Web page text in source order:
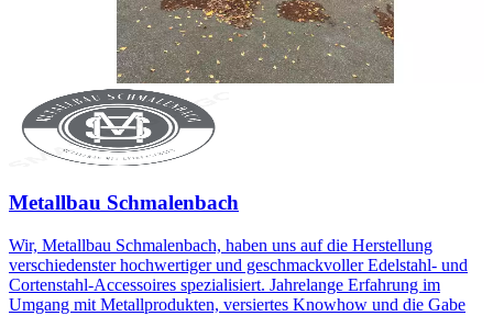
Metallbau Schmalenbach
Wir, Metallbau Schmalenbach, haben uns auf die Herstellung
verschiedenster hochwertiger und geschmackvoller Edelstahl- und
Cortenstahl-Accessoires spezialisiert. Jahrelange Erfahrung im
Umgang mit Metallprodukten, versiertes Knowhow und die Gabe